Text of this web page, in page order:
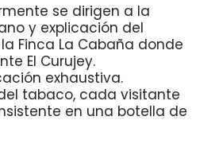
se dirigen a la
y explicación del
Finca La Cabaña donde
El Curujey.
exhaustiva.
tabaco, cada visitante
en una botella de